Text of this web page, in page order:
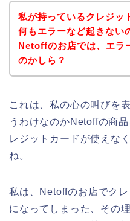
私が持っているクレジッ
何もエラーなど起きない
Netoffのお店では、エラ
のかしら？
これは、私の心の叫びを
うわけなのかNetoffの商
レジットカードが使えな
ね。
私は、Netoffのお店でク
になってしまった、その